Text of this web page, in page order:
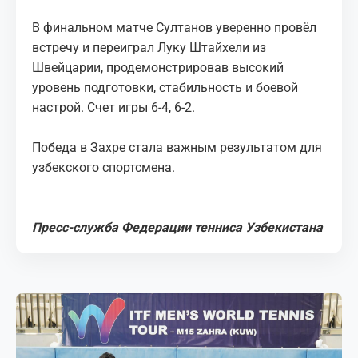
В финальном матче Султанов уверенно провёл
встречу и переиграл Луку Штайхели из
Швейцарии, продемонстрировав высокий
уровень подготовки, стабильность и боевой
настрой. Счет игры 6-4, 6-2.
Победа в Захре стала важным результатом для
узбекского спортсмена.
Пресс-служба Федерации тенниса Узбекистана